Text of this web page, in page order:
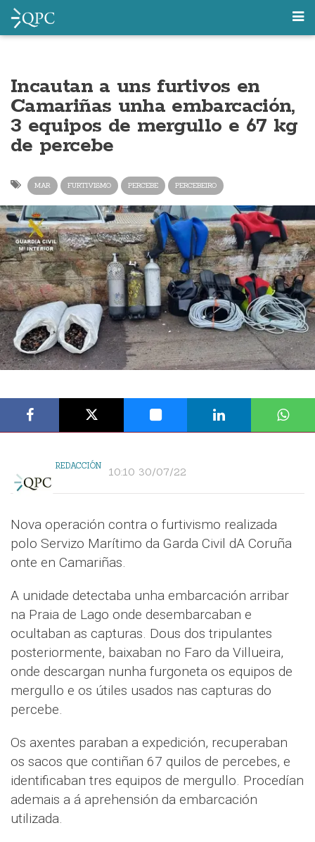
Incautan a uns furtivos en
Camariñas unha embarcación,
3 equipos de mergullo e 67 kg
de percebe
MAR FURTIVISMO PERCEBE PERCEBEIRO
REDACCIÓN 10:10 30/07/22
Nova operación contra o furtivismo realizada
polo Servizo Marítimo da Garda Civil dA Coruña
onte en Camariñas.
A unidade detectaba unha embarcación arribar
na Praia de Lago onde desembarcaban e
ocultaban as capturas. Dous dos tripulantes
posteriormente, baixaban no Faro da Villueira,
onde descargan nunha furgoneta os equipos de
mergullo e os útiles usados nas capturas do
percebe.
Os axentes paraban a expedición, recuperaban
os sacos que contiñan 67 quilos de percebes, e
identificaban tres equipos de mergullo. Procedían
ademais a á aprehensión da embarcación
utilizada.